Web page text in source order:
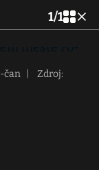
1/1
čan
Zdroj: